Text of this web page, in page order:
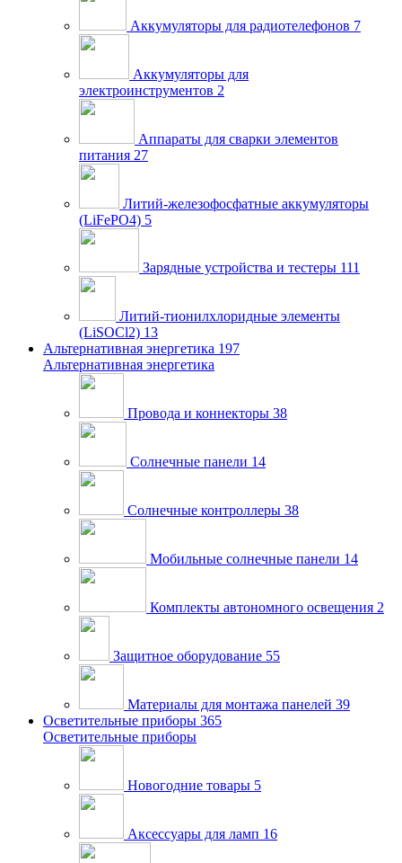
Аккумуляторы для радиотелефонов 7
Аккумуляторы для
электроинструментов 2
Аппараты для сварки элементов
питания 27
Литий-железофосфатные аккумуляторы
(LiFePO4) 5
Зарядные устройства и тестеры 111
Литий-тионилхлоридные элементы
(LiSOCl2) 13
Альтернативная энергетика 197
Альтернативная энергетика
Провода и коннекторы 38
Солнечные панели 14
Солнечные контроллеры 38
Мобильные солнечные панели 14
Комплекты автономного освещения 2
Защитное оборудование 55
Материалы для монтажа панелей 39
Осветительные приборы 365
Осветительные приборы
Новогодние товары 5
Аксессуары для ламп 16